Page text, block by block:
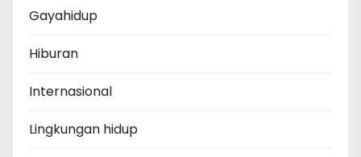
Gayahidup
Hiburan
Internasional
Lingkungan hidup